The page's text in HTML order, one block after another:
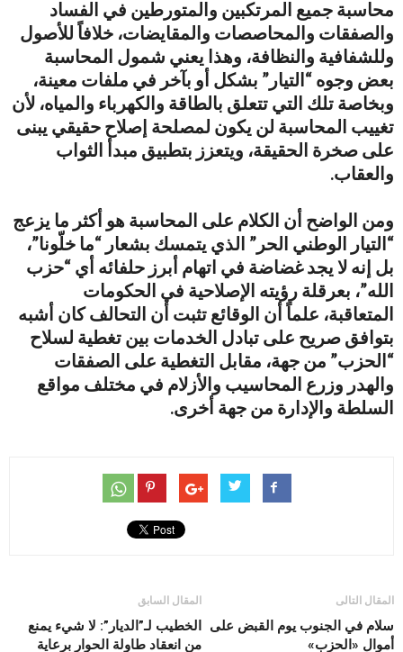
محاسبة جميع المرتكبين والمتورطين في الفساد
والصفقات والمحاصصات والمقايضات، خلافاً للأصول
وللشفافية والنظافة، وهذا يعني شمول المحاسبة
بعض وجوه “التيار” بشكل أو بآخر في ملفات معينة،
وبخاصة تلك التي تتعلق بالطاقة والكهرباء والمياه، لأن
تغييب المحاسبة لن يكون لمصلحة إصلاح حقيقي يبنى
على صخرة الحقيقة، ويتعزز بتطبيق مبدأ الثواب
والعقاب.
ومن الواضح أن الكلام على المحاسبة هو أكثر ما يزعج
“التيار الوطني الحر” الذي يتمسك بشعار “ما خلّونا”،
بل إنه لا يجد غضاضة في اتهام أبرز حلفائه أي “حزب
الله”، بعرقلة رؤيته الإصلاحية في الحكومات
المتعاقبة، علماً أن الوقائع تثبت أن التحالف كان أشبه
بتوافق صريح على تبادل الخدمات بين تغطية لسلاح
“الحزب” من جهة، مقابل التغطية على الصفقات
والهدر وزرع المحاسيب والأزلام في مختلف مواقع
السلطة والإدارة من جهة أخرى.
المقال السابق
الخطيب لـ”الديار”: لا شيء يمنع
من انعقاد طاولة الحوار برعاية
المقال التالى
سلام في الجنوب يوم القبض على
أموال «الحزب»